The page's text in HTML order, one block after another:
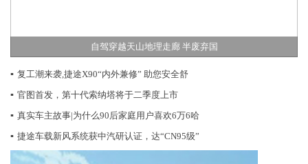
自驾穿越天山地理走廊 半废弃国
▪ 复工潮来袭,捷途X90“内外兼修” 助您安全舒
▪ 官图首发，第十代索纳塔将于二季度上市
▪ 真实车主故事|为什么90后家庭用户喜欢6万6哈
▪ 捷途车载新风系统获中汽研认证，达“CN95级”